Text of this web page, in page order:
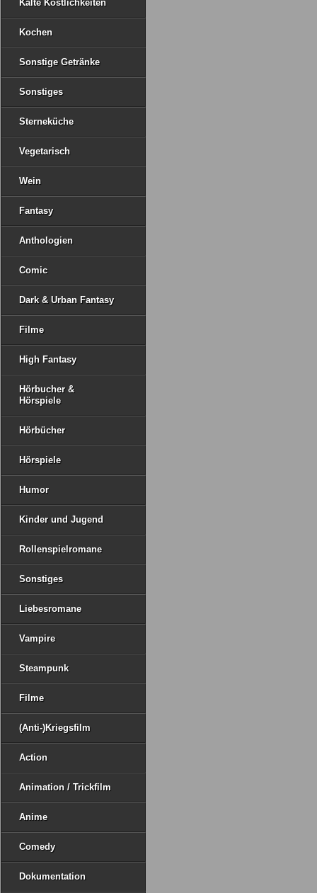
Kalte Köstlichkeiten
Kochen
Sonstige Getränke
Sonstiges
Sterneküche
Vegetarisch
Wein
Fantasy
Anthologien
Comic
Dark & Urban Fantasy
Filme
High Fantasy
Hörbucher &
Hörspiele
Hörbücher
Hörspiele
Humor
Kinder und Jugend
Rollenspielromane
Sonstiges
Liebesromane
Vampire
Steampunk
Filme
(Anti-)Kriegsfilm
Action
Animation / Trickfilm
Anime
Comedy
Dokumentation